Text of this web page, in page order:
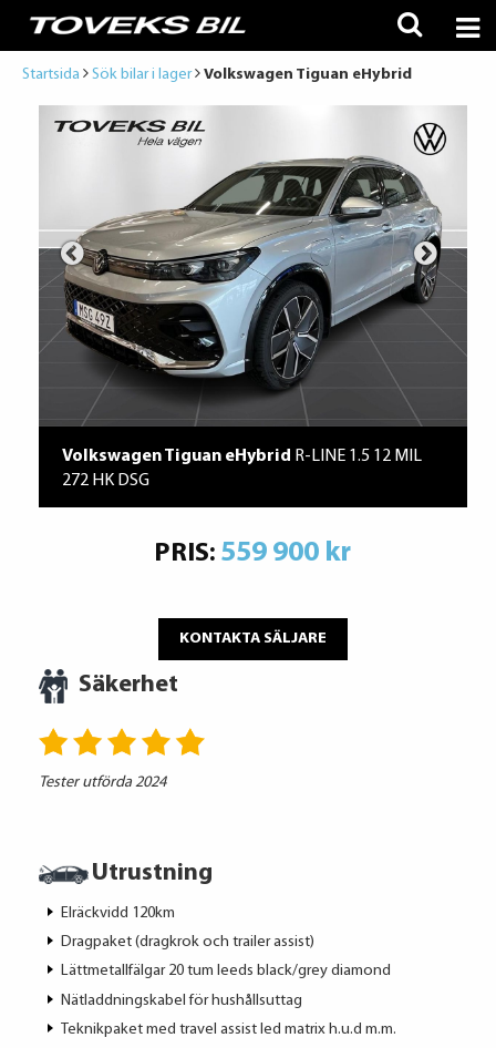
Startsida Sök bilar i lager Volkswagen Tiguan eHybrid
Volkswagen Tiguan eHybrid R-LINE 1.5 12 MIL
272 HK DSG
PRIS: 559 900 kr
KONTAKTA SÄLJARE
Utrustning
Elräckvidd 120km
Dragpaket (dragkrok och trailer assist)
Lättmetallfälgar 20 tum leeds black/grey diamond
Nätladdningskabel för hushållsuttag
Teknikpaket med travel assist led matrix h.u.d m.m.
Säkerhet
Tester utförda 2024